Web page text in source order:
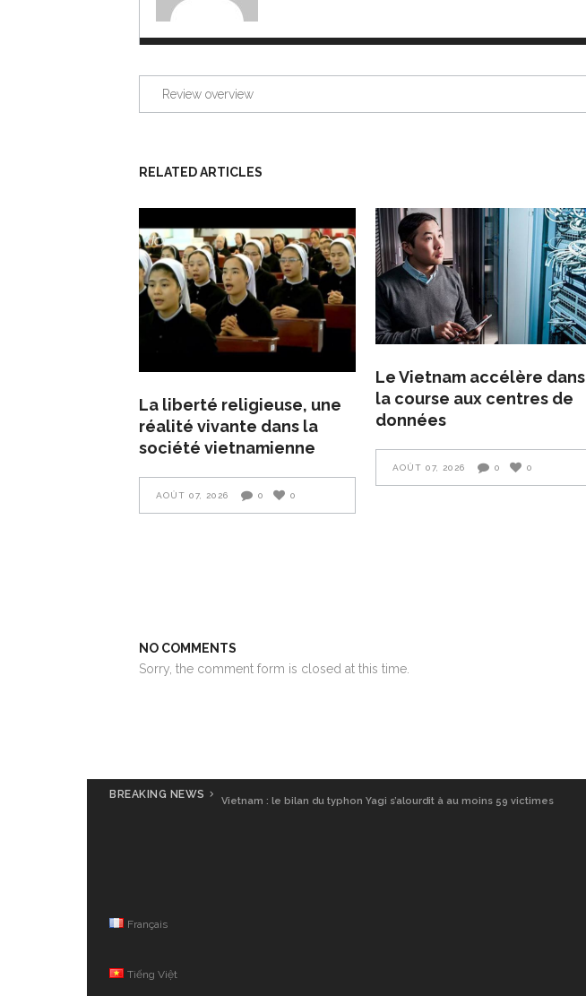
Review overview
RELATED ARTICLES
La liberté religieuse, une
réalité vivante dans la
société vietnamienne
AOÛT 07, 2026 0 0
Le Vietnam accélère dans
la course aux centres de
données
AOÛT 07, 2026 0 0
NO COMMENTS
Sorry, the comment form is closed at this time.
BREAKING NEWS
Vietnam : le bilan du typhon Yagi s’alourdit à au moins 59 victimes
Français
Tiếng Việt